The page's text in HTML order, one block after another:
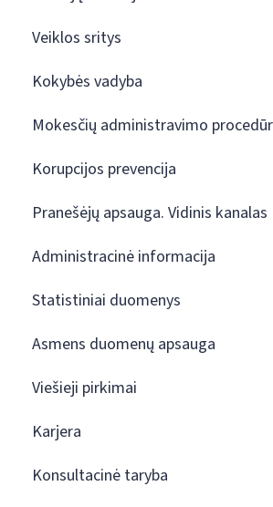
Veiklos sritys
Kokybės vadyba
Mokesčių administravimo
Korupcijos prevencija
Pranešėjų apsauga. Vidinis kanalas
Administracinė informacija
Statistiniai duomenys
Asmens duomenų apsauga
Viešieji pirkimai
Karjera
Konsultacinė taryba